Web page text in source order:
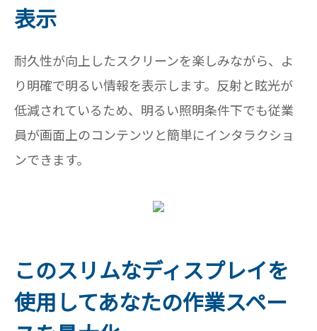
表示
耐久性が向上したスクリーンを楽しみながら、よ
り明確で明るい情報を表示します。反射と眩光が
低減されているため、明るい照明条件下でも従業
員が画面上のコンテンツと簡単にインタラクショ
ンできます。
このスリムなディスプレイを
使用してあなたの作業スペー